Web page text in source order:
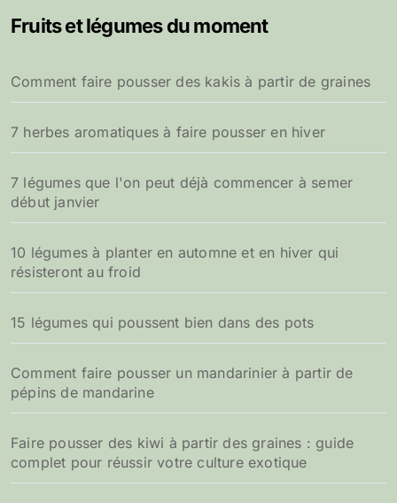
r
e
r
:
Fruits et légumes du moment
Comment faire pousser des kakis à partir de graines
7 herbes aromatiques à faire pousser en hiver
7 légumes que l'on peut déjà commencer à semer
début janvier
10 légumes à planter en automne et en hiver qui
résisteront au froid
15 légumes qui poussent bien dans des pots
Comment faire pousser un mandarinier à partir de
pépins de mandarine
Faire pousser des kiwi à partir des graines : guide
complet pour réussir votre culture exotique